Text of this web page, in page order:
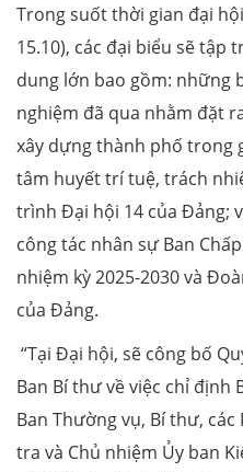
Trong suốt thời gian đại
15.10), các đại biểu sẽ tập
dung lớn bao gồm: những
nghiệm đã qua nhằm đặt
xây dựng thành phố trong
tâm huyết trí tuệ, trách
trình Đại hội 14 của Đảng;
công tác nhân sự Ban
nhiệm kỳ 2025-2030 và
của Đảng.
“Tại Đại hội, sẽ công bố
Ban Bí thư về việc chỉ định
Ban Thường vụ, Bí thư,
tra và Chủ nhiệm Ủy ban